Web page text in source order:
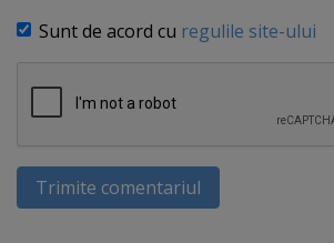
Sunt de acord cu regulile site-ului
Trimite comentariul